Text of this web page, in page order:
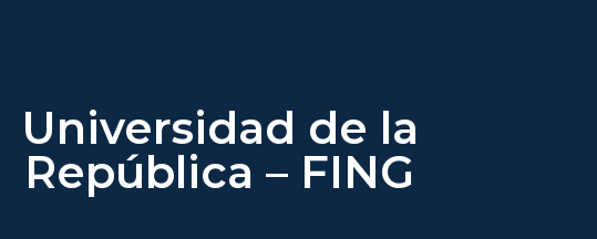
Universidad de la
República – FING